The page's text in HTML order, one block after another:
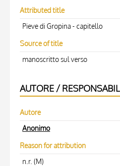
Attributed title
Pieve di Gropina - capitello
Source of title
manoscritto sul verso
AUTORE /
Autore
Anonimo
Reason for attribution
n.r. (M)